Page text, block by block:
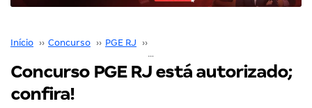
Início ›› Concurso ›› PGE RJ ››
Concurso PGE RJ está autorizado;
confira!